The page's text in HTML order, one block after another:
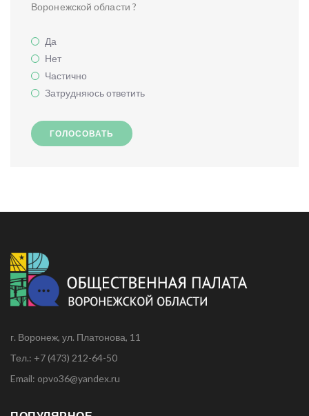
Воронежской области ?
Да
Нет
Частично
Затрудняюсь ответить
ГОЛОСОВАТЬ
г. Воронеж, ул. Платонова, 11
Тел.: +7 (473) 212-64-50
Email: opvo36@yandex.ru